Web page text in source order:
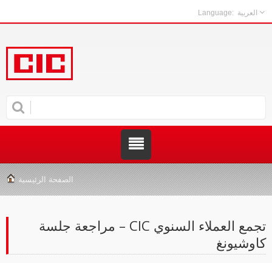
العربية
الصفحة الرئيسية
تجمع العملاء السنوي CIC – مراجعة جلسة
كاوشيونغ